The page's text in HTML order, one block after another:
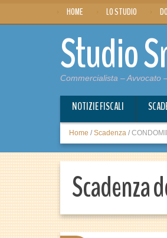
HOME LO STUDIO
Studio
Commercialista – Avvocato
NOTIZIE FISCALI
Home / Scadenza /
Scadenza